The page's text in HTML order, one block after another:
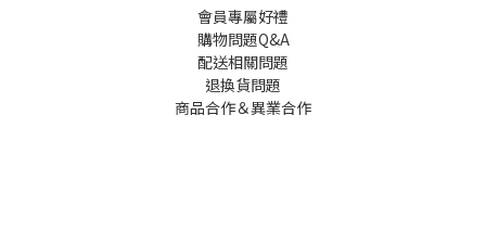
會員專屬好禮
購物問題Q&A
配送相關問題
退換貨問題
商品合作＆異業合作